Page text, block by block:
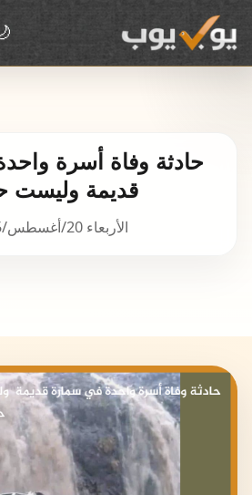
حادثة وفاة أسرة
قديمة وليست
الأربعاء 20/أغسطس/2025